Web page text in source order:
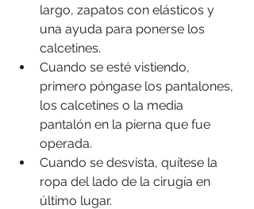
largo, zapatos con elásticos y
una ayuda para ponerse los
calcetines.
Cuando se esté vistiendo,
primero póngase los pantalones,
los calcetines o la media
pantalón en la pierna que fue
operada.
Cuando se desvista, quítese la
ropa del lado de la cirugía en
último lugar.